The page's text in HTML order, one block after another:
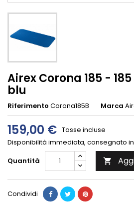
Airex Corona 185 - 185
blu
Riferimento Corona185B Marca
159,00 € Tasse incluse
Disponibilità immediata, consegnato
Quantità

Condividi